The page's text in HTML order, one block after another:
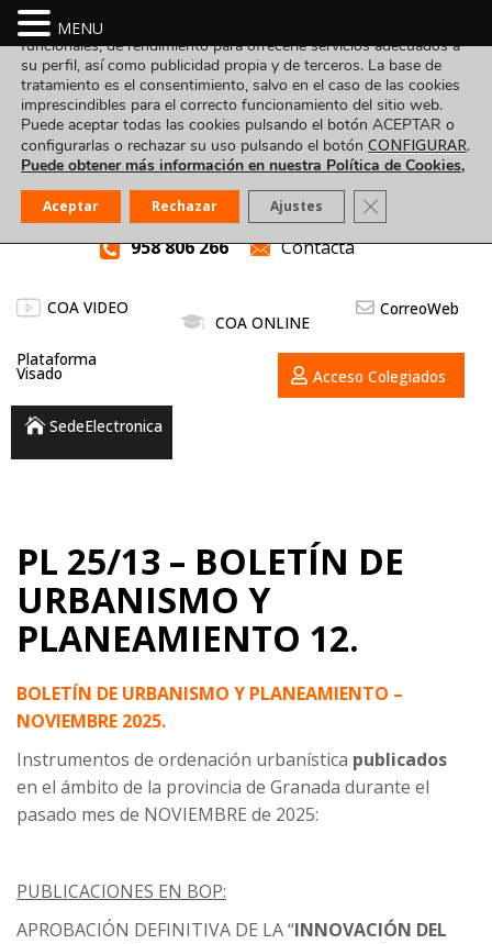
958 806 266 Contacta
COA VIDEO
COA ONLINE
CorreoWeb
Plataforma
Visado Acceso Colegiados
SedeElectronica
PL 25/13 – BOLETÍN DE
URBANISMO Y
PLANEAMIENTO 12.
BOLETÍN DE URBANISMO Y PLANEAMIENTO –
NOVIEMBRE 2025.
Instrumentos de ordenación urbanística publicados
en el ámbito de la provincia de Granada durante el
pasado mes de NOVIEMBRE de 2025:
PUBLICACIONES EN BOP:
APROBACIÓN DEFINITIVA DE LA “INNOVACIÓN DEL
MENU
Utilizamos cookies propias y de terceros para fines analíticos,
funcionales, de rendimiento para ofrecerle servicios adecuados a
su perfil, así como publicidad propia y de terceros. La base de
tratamiento es el consentimiento, salvo en el caso de las cookies
imprescindibles para el correcto funcionamiento del sitio web.
Puede aceptar todas las cookies pulsando el botón ACEPTAR o
configurarlas o rechazar su uso pulsando el botón CONFIGURAR.
Puede obtener más información en nuestra Política de Cookies,
Aceptar Rechazar Ajustes Cerrar el banner